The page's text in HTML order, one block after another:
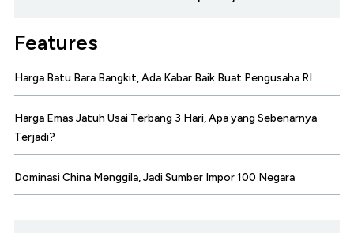
Features
Harga Batu Bara Bangkit, Ada Kabar Baik Buat Pengusaha RI
Harga Emas Jatuh Usai Terbang 3 Hari, Apa yang Sebenarnya
Terjadi?
Dominasi China Menggila, Jadi Sumber Impor 100 Negara